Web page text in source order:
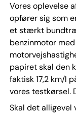
Vores oplevelse
opfører sig som
et stærkt
benzinmotor
papiret skal den
faktisk 17,2 km/l
vores testkørsel.
Skal det